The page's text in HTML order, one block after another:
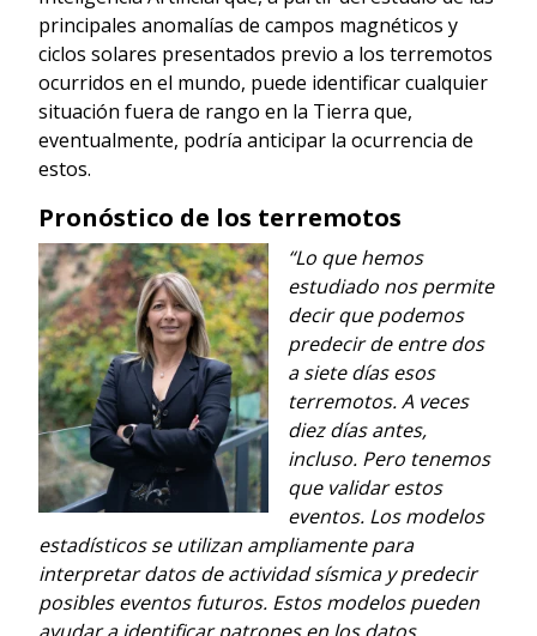
principales anomalías de campos magnéticos y
ciclos solares presentados previo a los terremotos
ocurridos en el mundo, puede identificar cualquier
situación fuera de rango en la Tierra que,
eventualmente, podría anticipar la ocurrencia de
estos.
Pronóstico de los terremotos
“Lo que hemos
estudiado nos permite
decir que podemos
predecir de entre dos
a siete días esos
terremotos. A veces
diez días antes,
incluso. Pero tenemos
que validar estos
eventos. Los modelos
estadísticos se utilizan ampliamente para
interpretar datos de actividad sísmica y predecir
posibles eventos futuros. Estos modelos pueden